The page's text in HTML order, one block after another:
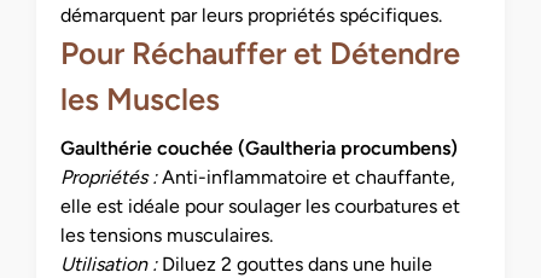
démarquent par leurs propriétés spécifiques.
Pour Réchauffer et Détendre
les Muscles
Gaulthérie couchée (Gaultheria procumbens)
Propriétés :Anti-inflammatoire et chauffante,
elle est idéale pour soulager les courbatures et
les tensions musculaires.
Utilisation :Diluez 2 gouttes dans une huile